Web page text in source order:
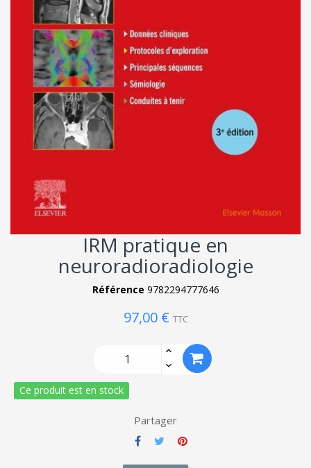
IRM pratique en
neuroradioradiologie
Référence 9782294777646
97,00 € TTC
Ce produit est en stock
Partager